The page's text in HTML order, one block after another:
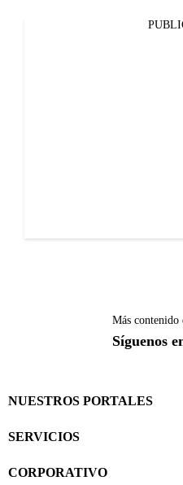
Más contenido
Síguenos
NUESTROS PORTALES
SERVICIOS
CORPORATIVO